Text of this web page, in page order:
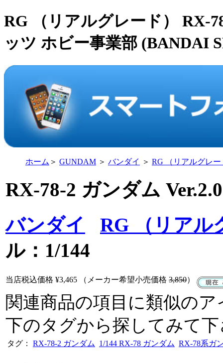
RG （リアルグレード） RX-
ッツ ホビー事業部 (BANDAI
ホーム ＞ GUNDAM ＞ バンダイ ＞ RG （リアルグレー
RX-78-2 ガンダム
バンダイ
RG （リアル
ル：1/144
当店税込価格 ¥3,465 （メーカー希望小売価格 3,850）
関連商品の項目に類似の
下のタグから探してみて
タグ： RX-78-2 ガンダム 1/144 RX-78 ガンダム RX-78系ガ